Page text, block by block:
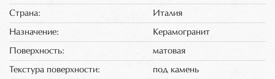
Страна: Италия
Назначение: Керамогранит
Поверхность: матовая
Текстура поверхности: под камень